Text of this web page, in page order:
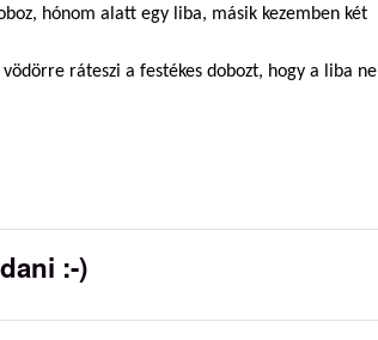
hónom alatt egy liba, másik kezemben két
ráteszi a festékes dobozt, hogy a liba ne
:-)